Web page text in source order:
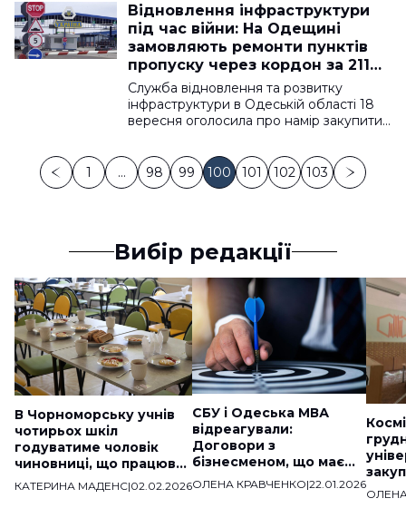
Відновлення інфраструктури
під час війни: На Одещині
замовляють ремонти пунктів
пропуску через кордон за 211
мільйонів
Служба відновлення та розвитку
інфраструктури в Одеській області 18
вересня оголосила про намір закупити…
1 … 98 99 100 101 102 103
Вибір редакції
В Чорноморську учнів
чотирьох шкіл
годуватиме чоловік
чиновниці, що працював
на «скандальну» фірму
КАТЕРИНА МАДЕНС|02.02.2026
СБУ і Одеська МВА
відреагували:
Договори з
бізнесменом, що має
звʼязки з ДНР,
ОЛЕНА КРАВЧЕНКО|22.01.2026